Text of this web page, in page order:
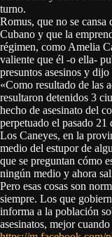
turno.
Romus, que no se
Cubano y que la
régimen, como Amelia
valiente que él -o ella-
presuntos asesinos y
«Como resultado de las
resultaron detenidos 3
hecho de asesinato del
perpetuado el pasado 21
Los Caneyes, en la
medio del estupor de
que se preguntan cómo
ningún medio y ahora
Pero esas cosas son
siempre. Los que
informa a la población
asesinatos, mejor